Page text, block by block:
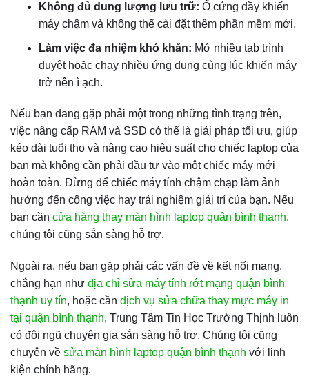
Không đủ dung lượng lưu trữ: Ổ cứng đầy khiến
máy chậm và không thể cài đặt thêm phần mềm mới.
Làm việc đa nhiệm khó khăn: Mở nhiều tab trình
duyệt hoặc chạy nhiều ứng dụng cùng lúc khiến máy
trở nên ì ạch.
Nếu bạn đang gặp phải một trong những tình trạng trên,
việc nâng cấp RAM và SSD có thể là giải pháp tối ưu, giúp
kéo dài tuổi thọ và nâng cao hiệu suất cho chiếc laptop của
bạn mà không cần phải đầu tư vào một chiếc máy mới
hoàn toàn. Đừng để chiếc máy tính chậm chạp làm ảnh
hưởng đến công việc hay trải nghiệm giải trí của bạn. Nếu
bạn cần cửa hàng thay màn hình laptop quận bình thạnh,
chúng tôi cũng sẵn sàng hỗ trợ.
Ngoài ra, nếu bạn gặp phải các vấn đề về kết nối mạng,
chẳng hạn như địa chỉ sửa máy tính rớt mạng quận bình
thạnh uy tín, hoặc cần dịch vụ sửa chữa thay mực máy in
tại quận bình thạnh, Trung Tâm Tin Học Trường Thịnh luôn
có đội ngũ chuyên gia sẵn sàng hỗ trợ. Chúng tôi cũng
chuyên về sửa màn hình laptop quận bình thạnh với linh
kiện chính hãng.